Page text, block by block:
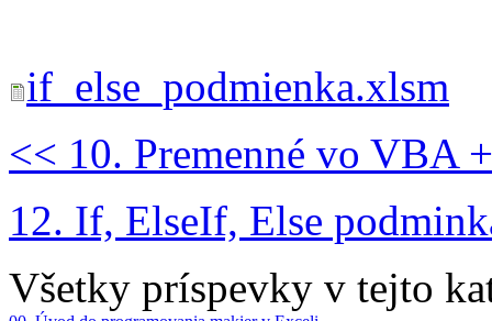
if_else_podmienka.xlsm
<< 10. Premenné vo VBA
12. If, ElseIf, Else
Všetky príspevky v tejto